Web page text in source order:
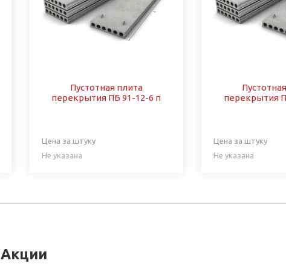
Пустотная плита
перекрытия ПБ 91-12-6 п
Цена за штуку
Не указана
перекрытия
Цена за штуку
Не указана
Акции